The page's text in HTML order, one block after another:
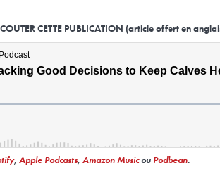
CETTE PUBLICATION (article offert en
, Apple Podcasts, Amazon Musicou Podbean.